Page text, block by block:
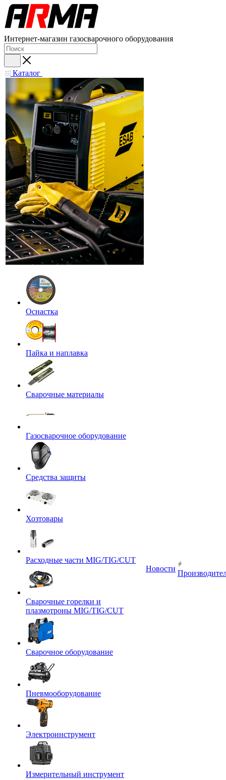
Интернет-магазин газосварочного оборудования
Каталог
Оснастка
Пайка и наплавка
Сварочные материалы
Газосварочное оборудование
Средства защиты
Хозтовары
Расходные части MIG/TIG/CUT
Сварочные горелки и
плазмотроны MIG/TIG/CUT
Сварочное оборудование
Пневмооборудование
Электроинструмент
Измерительный инструмент
Новости